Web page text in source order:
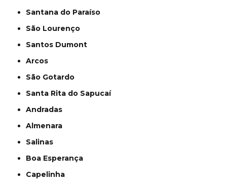
Santana do Paraíso
São Lourenço
Santos Dumont
Arcos
São Gotardo
Santa Rita do Sapucaí
Andradas
Almenara
Salinas
Boa Esperança
Capelinha